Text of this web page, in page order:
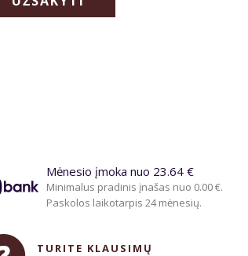
Mėnesio įmoka nuo 23.64 €
Minimalus pradinis įnašas nuo 0.00 €.
Paskolos laikotarpis 24 mėnesių.
TURITE KLAUSIMŲ